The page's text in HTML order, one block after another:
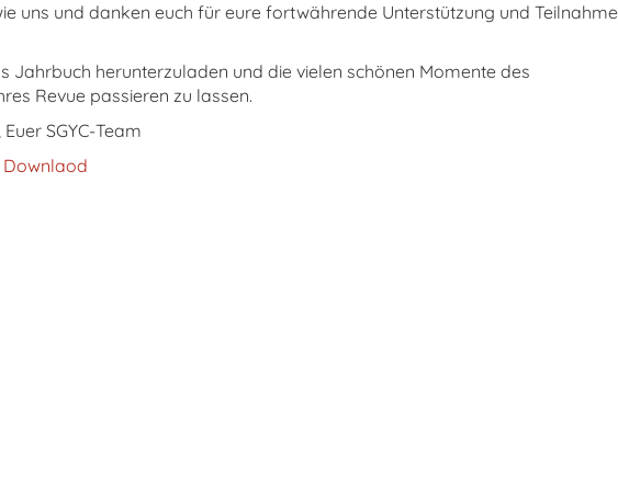
uns und danken euch für eure fortwährende Unterstützung und Teilnahme
Jahrbuch herunterzuladen und die vielen schönen Momente des
Revue passieren zu lassen.
SGYC-Team
Downlaod